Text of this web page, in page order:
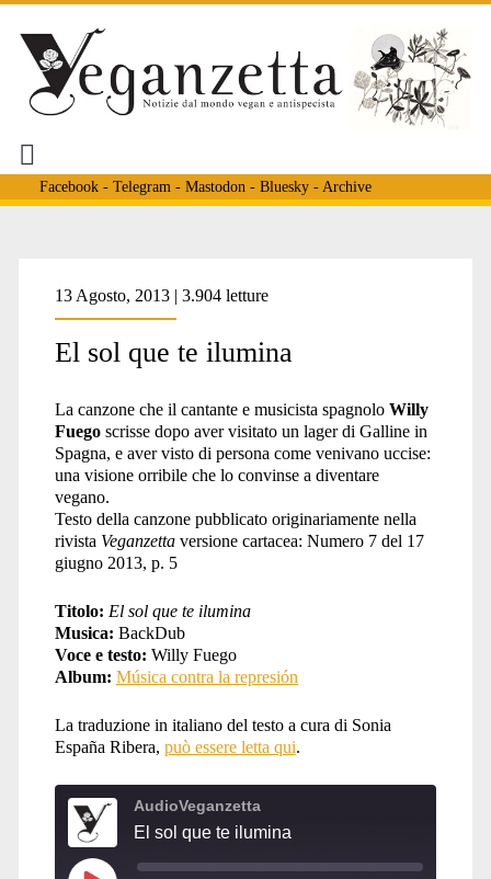
Facebook- Telegram - Mastodon - Bluesky- Archive
13 Agosto, 2013 | 3.904 letture
El sol que te ilumina
La canzone che il cantante e musicista spagnolo Willy
Fuegoscrisse dopo aver visitato un lager di Galline in
Spagna, e aver visto di persona come venivano uccise:
una visione orribile che lo convinse a diventare
vegano.
Testo della canzone pubblicato originariamente nella
rivista Veganzettaversione cartacea: Numero 7 del 17
giugno 2013, p. 5
Titolo: El sol que te ilumina
Musica: BackDub
Voce e testo: Willy Fuego
Album: Música contra la represión
La traduzione in italiano del testo a cura di Sonia
España Ribera, può essere letta qui.
AudioVeganzetta
El sol que te ilumina